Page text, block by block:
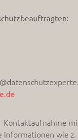
Informationen wie